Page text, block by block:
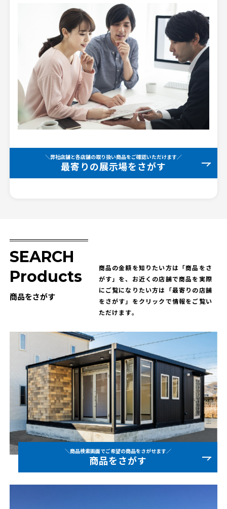
＼弊社店舗と各店舗の取り扱い商品をご確認いただけます／
最寄りの展示場をさがす
SEARCH
Products
商品をさがす
商品の金額を知りたい方は「商品をさ
がす」を、お近くの店舗で商品を実際
にご覧になりたい方は「最寄りの店舗
をさがす」をクリックで情報をご覧い
ただけます。
＼商品検索画面でご希望の商品をさがせます／
商品をさがす